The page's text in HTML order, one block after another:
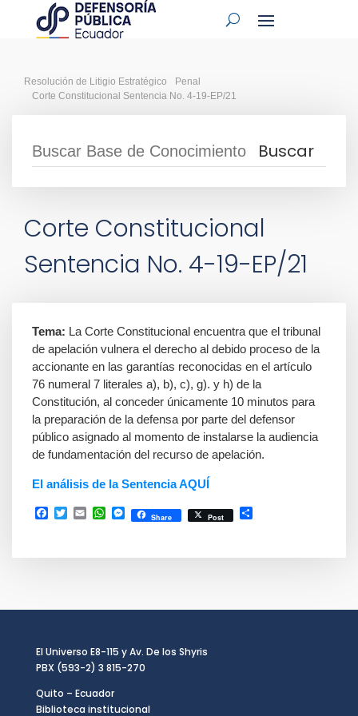
Resolución de Litigio Estratégico
Penal
Corte Constitucional Sentencia No. 4-19-EP/21
Corte Constitucional
Sentencia No. 4-19-EP/21
Tema: La Corte Constitucional encuentra que el tribunal
de apelación vulnera el derecho al debido proceso de la
accionante en las garantías reconocidas en el artículo
76 numeral 7 literales a), b), c), g). y h) de la
Constitución, al conceder únicamente 10 minutos para
la preparación de la defensa por parte del defensor
público asignado al momento de instalarse la audiencia
de fundamentación del recurso de apelación.
El análisis de la Sentencia AQUÍ
Facebook
TwitterEmailWhatsApp
Messenger
Share Post
El Universo E8-115 y Av. De los Shyris
PBX (593-2) 3 815-270
Quito – Ecuador
Biblioteca institucional